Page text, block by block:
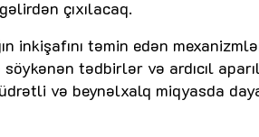
çıxılacaq.
inkişafını təmin edən
tədbirlər və ardıcıl
və beynəlxalq miqyasda